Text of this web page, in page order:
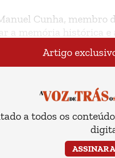
Cunha, membro
a memória histórica e
antes da
Artigo
a todos os
ASSINAR